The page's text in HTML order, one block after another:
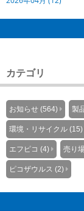
カテゴリ
お知らせ (564) 製
環境・リサイクル (15)
エフピコ (4) 売り
ピコザウルス (2)